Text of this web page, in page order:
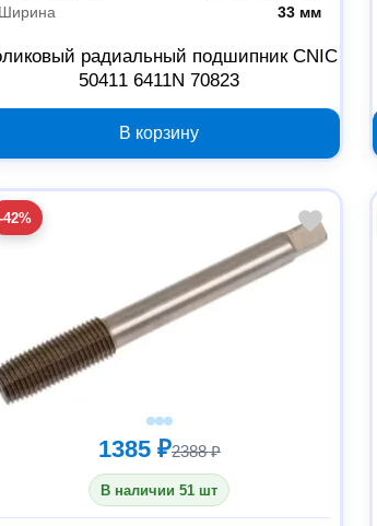
Ширина
33 мм
радиальный подшипник CNIC
50411 6411N 70823
В корзину
-42%
1385 ₽2388 ₽
В наличии 51 шт